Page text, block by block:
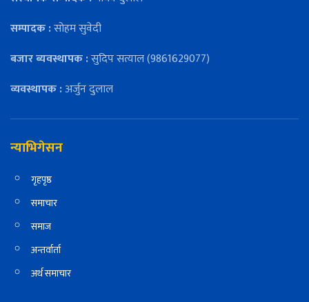
सम्पादक :सोहम सुवेदी
बजार ब्यवस्थापक :सुदिप सत्याल (9861629077)
व्यवस्थापक :अर्जुन दुलाल
न्याभिगेसन
गृहपृष्ठ
समाचार
समाज
अन्तर्वार्ता
अर्थ समाचार